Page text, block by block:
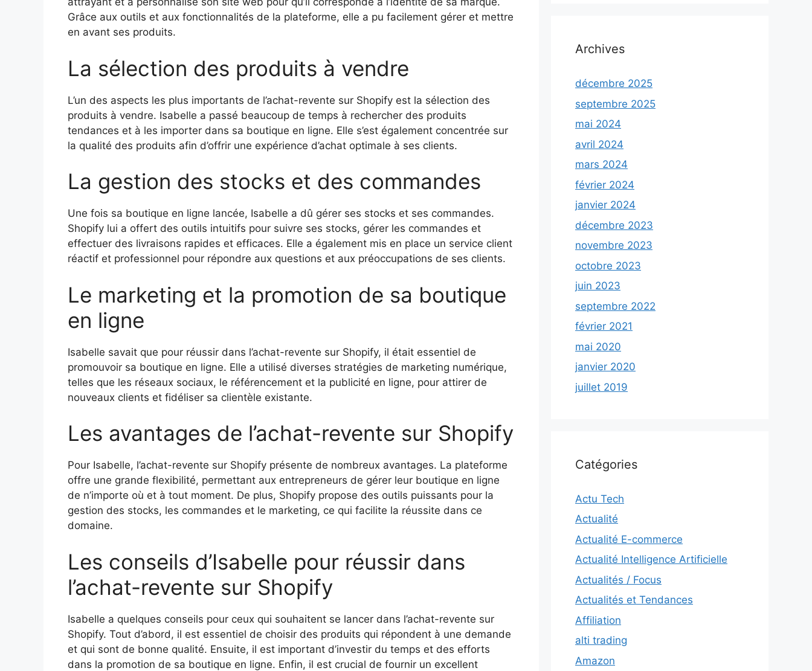
Grâce aux outils et aux fonctionnalités de la plateforme, elle a pu facilement gérer et mettre
en avant ses produits.
La sélection des produits à vendre
L’un des aspects les plus importants de l’achat-revente sur Shopify est la sélection des
produits à vendre. Isabelle a passé beaucoup de temps à rechercher des produits
tendances et à les importer dans sa boutique en ligne. Elle s’est également concentrée sur
la qualité des produits afin d’offrir une expérience d’achat optimale à ses clients.
La gestion des stocks et des commandes
Une fois sa boutique en ligne lancée, Isabelle a dû gérer ses stocks et ses commandes.
Shopify lui a offert des outils intuitifs pour suivre ses stocks, gérer les commandes et
effectuer des livraisons rapides et efficaces. Elle a également mis en place un service client
réactif et professionnel pour répondre aux questions et aux préoccupations de ses clients.
Le marketing et la promotion de sa boutique
en ligne
Isabelle savait que pour réussir dans l’achat-revente sur Shopify, il était essentiel de
promouvoir sa boutique en ligne. Elle a utilisé diverses stratégies de marketing numérique,
telles que les réseaux sociaux, le référencement et la publicité en ligne, pour attirer de
nouveaux clients et fidéliser sa clientèle existante.
Les avantages de l’achat-revente sur Shopify
Pour Isabelle, l’achat-revente sur Shopify présente de nombreux avantages. La plateforme
offre une grande flexibilité, permettant aux entrepreneurs de gérer leur boutique en ligne
de n’importe où et à tout moment. De plus, Shopify propose des outils puissants pour la
gestion des stocks, les commandes et le marketing, ce qui facilite la réussite dans ce
domaine.
Les conseils d’Isabelle pour réussir dans
l’achat-revente sur Shopify
Isabelle a quelques conseils pour ceux qui souhaitent se lancer dans l’achat-revente sur
Shopify. Tout d’abord, il est essentiel de choisir des produits qui répondent à une demande
et qui sont de bonne qualité. Ensuite, il est important d’investir du temps et des efforts
dans la promotion de sa boutique en ligne. Enfin, il est crucial de fournir un excellent
Archives
décembre 2025
septembre 2025
mai 2024
avril 2024
mars 2024
février 2024
janvier 2024
décembre 2023
novembre 2023
octobre 2023
juin 2023
septembre 2022
février 2021
mai 2020
janvier 2020
juillet 2019
Catégories
Actu Tech
Actualité
Actualité E-commerce
Actualité Intelligence Artificielle
Actualités / Focus
Actualités et Tendances
Affiliation
alti trading
Amazon